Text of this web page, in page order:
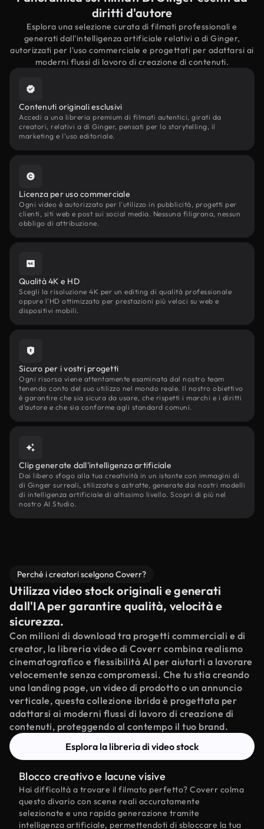
diritti d'autore
Esplora una selezione curata di filmati professionali e
generati dall'intelligenza artificiale relativi a di Ginger,
autorizzati per l'uso commerciale e progettati per adattarsi ai
moderni flussi di lavoro di creazione di contenuti.
Contenuti originali esclusivi
Accedi a una libreria premium di filmati autentici, girati da
creatori, relativi a di Ginger, pensati per lo storytelling, il
marketing e l'uso editoriale.
Licenza per uso commerciale
Ogni video è autorizzato per l'utilizzo in pubblicità, progetti per
clienti, siti web e post sui social media. Nessuna filigrana, nessun
obbligo di attribuzione.
Qualità 4K e HD
Scegli la risoluzione 4K per un editing di qualità professionale
oppure l'HD ottimizzato per prestazioni più veloci su web e
dispositivi mobili.
Sicuro per i vostri progetti
Ogni risorsa viene attentamente esaminata dal nostro team
tenendo conto del suo utilizzo nel mondo reale. Il nostro obiettivo
è garantire che sia sicura da usare, che rispetti i marchi e i diritti
d'autore e che sia conforme agli standard comuni.
Clip generate dall'intelligenza artificiale
Dai libero sfogo alla tua creatività in un istante con immagini di
di Ginger surreali, stilizzate o astratte, generate dai nostri modelli
di intelligenza artificiale di altissimo livello. Scopri di più nel
nostro AI Studio.
Perché i creatori scelgono Coverr?
Utilizza video stock originali e generati
dall'IA per garantire qualità, velocità e
sicurezza.
Con milioni di download tra progetti commerciali e di
creator, la libreria video di Coverr combina realismo
cinematografico e flessibilità AI per aiutarti a lavorare
velocemente senza compromessi. Che tu stia creando
una landing page, un video di prodotto o un annuncio
verticale, questa collezione ibrida è progettata per
adattarsi ai moderni flussi di lavoro di creazione di
contenuti, proteggendo al contempo il tuo brand.
Esplora la libreria di video stock
Blocco creativo e lacune visive
Hai difficoltà a trovare il filmato perfetto? Coverr colma
questo divario con scene reali accuratamente
selezionate e una rapida generazione tramite
intelligenza artificiale, permettendoti di sbloccare la tua